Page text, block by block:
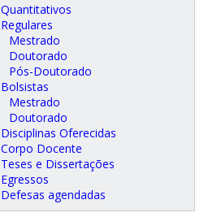
Quantitativos
Regulares
Mestrado
Doutorado
Pós-Doutorado
Bolsistas
Mestrado
Doutorado
Disciplinas Oferecidas
Corpo Docente
Teses e Dissertações
Egressos
Defesas agendadas